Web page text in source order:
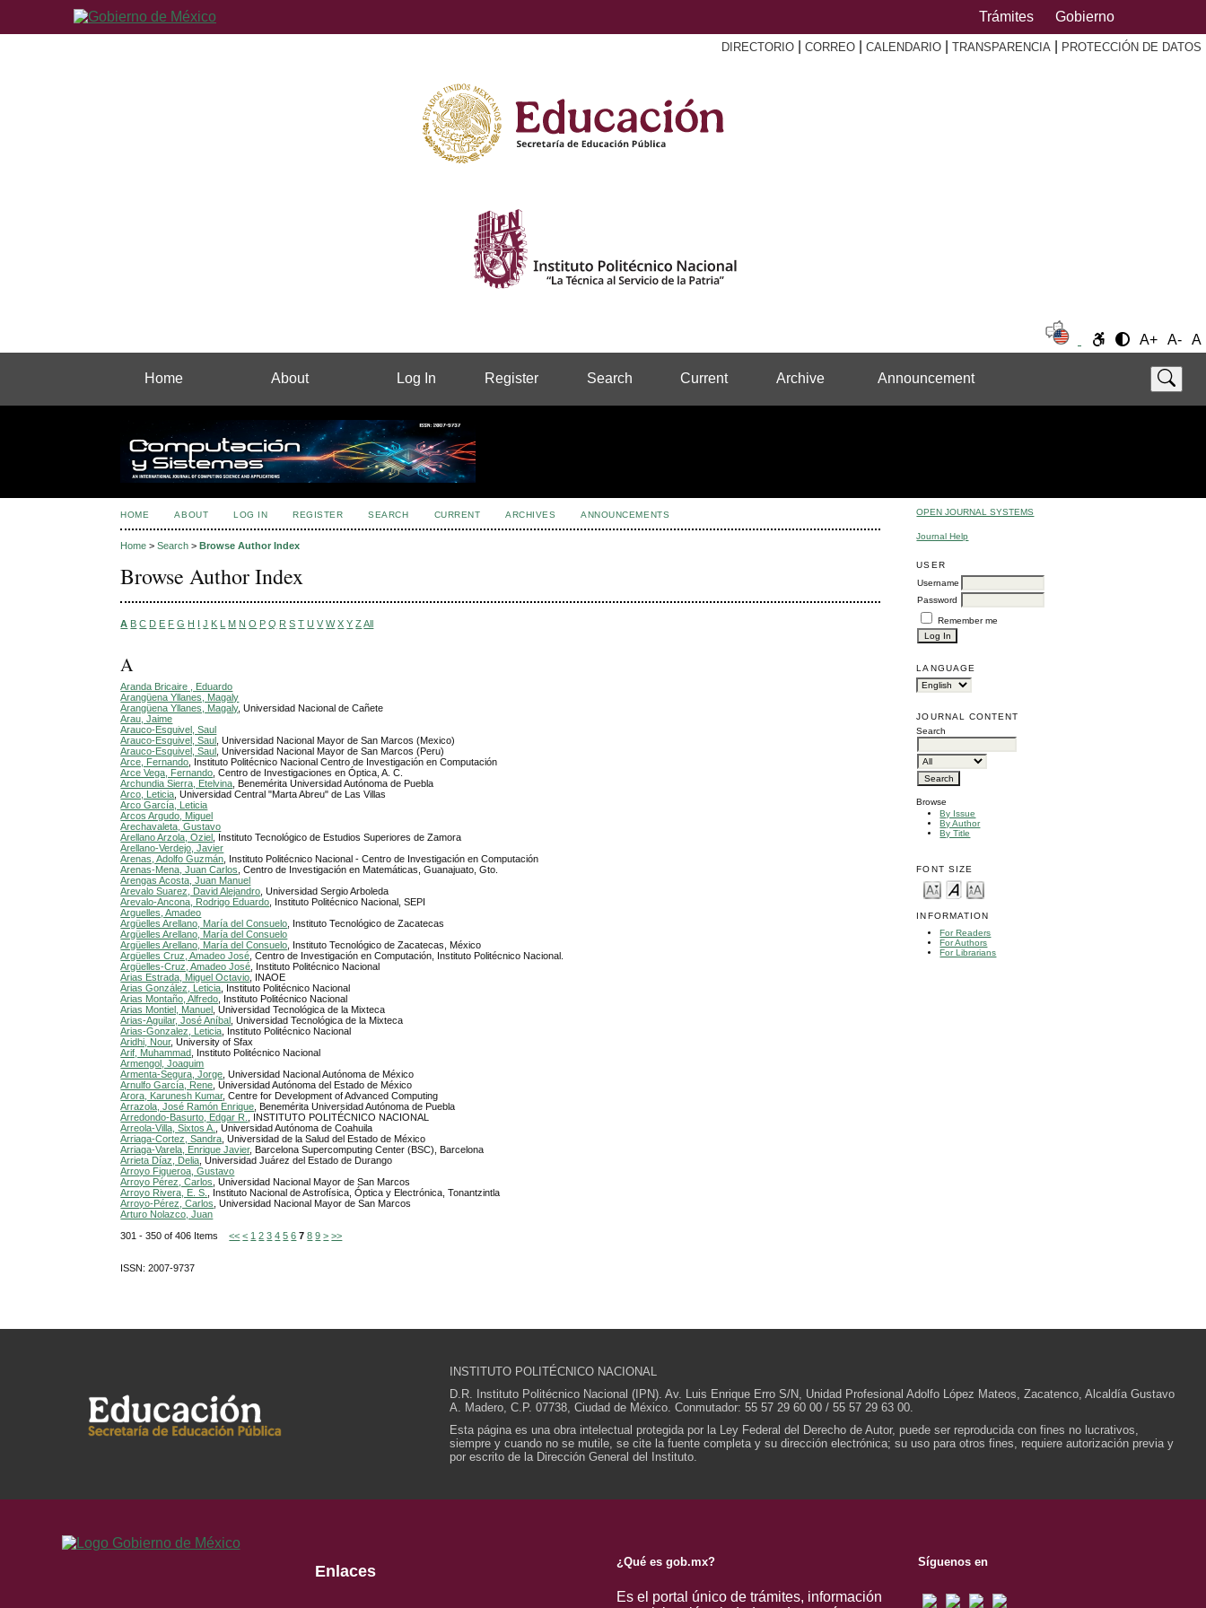
Trámites Gobierno
DIRECTORIO CORREO CALENDARIO TRANSPARENCIA PROTECCIÓN DE DATOS
A+ A- A
Home About Log In Register Search Current Archive Announcement
OPEN JOURNAL SYSTEMS
Journal Help
USER
Username
Password
Remember me
LANGUAGE
JOURNAL CONTENT
Search
Browse
By Issue
By Author
By Title
FONT SIZE
INFORMATION
For Readers
For Authors
For Librarians
HOME ABOUT LOG IN REGISTER SEARCH CURRENT ARCHIVES ANNOUNCEMENTS
Home >Search >Browse Author Index
Browse Author Index
A B C D E F G H I J K L M N O P Q R S T U V W X Y Z All
A
Aranda Bricaire , Eduardo
Arangüena Yllanes, Magaly
Arangüena Yllanes, Magaly, Universidad Nacional de Cañete
Arau, Jaime
Arauco-Esquivel, Saul
Arauco-Esquivel, Saul
, Universidad Nacional Mayor de San Marcos (Mexico)
Arauco-Esquivel, Saul
, Universidad Nacional Mayor de San Marcos (Peru)
Arce, Fernando , Instituto Politécnico Nacional Centro de Investigación en Computación
Arce Vega, Fernando , Centro de Investigaciones en Óptica, A. C.
Archundia Sierra, Etelvina , Benemérita Universidad Autónoma de Puebla
Arco, Leticia , Universidad Central "Marta Abreu" de Las Villas
Arco García, Leticia
Arcos Argudo, Miguel
Arechavaleta, Gustavo
Arellano Arzola, Oziel
, Instituto Tecnológico de Estudios Superiores de Zamora
Arellano-Verdejo, Javier
Arenas, Adolfo Guzmán , Instituto Politécnico Nacional - Centro de Investigación en Computación
Arenas-Mena, Juan Carlos , Centro de Investigación en Matemáticas, Guanajuato, Gto.
Arengas Acosta, Juan Manuel
Arevalo Suarez, David Alejandro , Universidad Sergio Arboleda
Arevalo-Ancona, Rodrigo Eduardo , Instituto Politécnico Nacional, SEPI
Arguelles, Amadeo
Argüelles Arellano, María del Consuelo , Instituto Tecnológico de Zacatecas
Argüelles Arellano, María del Consuelo
Argüelles Arellano, María del Consuelo , Instituto Tecnológico de Zacatecas, México
Argüelles Cruz, Amadeo José , Centro de Investigación en Computación, Instituto Politécnico Nacional.
Argüelles-Cruz, Amadeo José , Instituto Politécnico Nacional
Arias Estrada, Miguel Octavio , INAOE
Arias González, Leticia , Instituto Politécnico Nacional
Arias Montaño, Alfredo , Instituto Politécnico Nacional
Arias Montiel, Manuel
, Universidad Tecnológica de la Mixteca
Arias-Aguilar, José Aníbal
, Universidad Tecnológica de la Mixteca
Arias-Gonzalez, Leticia , Instituto Politécnico Nacional
Aridhi, Nour, University of Sfax
Arif, Muhammad
, Instituto Politécnico Nacional
Armengol, Joaquim
Armenta-Segura, Jorge , Universidad Nacional Autónoma de México
Arnulfo García, Rene , Universidad Autónoma del Estado de México
Arora, Karunesh Kumar, Centre for Development of Advanced Computing
Arrazola, José Ramón Enrique , Benemérita Universidad Autónoma de Puebla
Arredondo-Basurto, Edgar R.
, INSTITUTO POLITÉCNICO NACIONAL
Arreola-Villa, Sixtos A.
, Universidad Autónoma de Coahuila
Arriaga-Cortez, Sandra , Universidad de la Salud del Estado de México
Arriaga-Varela, Enrique Javier, Barcelona Supercomputing Center (BSC), Barcelona
Arrieta Díaz, Delia , Universidad Juárez del Estado de Durango
Arroyo Figueroa, Gustavo
Arroyo Pérez, Carlos , Universidad Nacional Mayor de San Marcos
Arroyo Rivera, E. S.
, Instituto Nacional de Astrofísica, Óptica y Electrónica, Tonantzintla
Arroyo-Pérez, Carlos , Universidad Nacional Mayor de San Marcos
Arturo Nolazco, Juan
301 - 350 of 406 Items<< < 1 2 3 4 5 6 7 8 9 > >>
ISSN: 2007-9737
INSTITUTO POLITÉCNICO NACIONAL
D.R. Instituto Politécnico Nacional (IPN). Av. Luis Enrique Erro S/N, Unidad Profesional Adolfo López Mateos, Zacatenco, Alcaldía Gustavo
A. Madero, C.P. 07738, Ciudad de México. Conmutador: 55 57 29 60 00 / 55 57 29 63 00.
Esta página es una obra intelectual protegida por la Ley Federal del Derecho de Autor, puede ser reproducida con fines no lucrativos,
siempre y cuando no se mutile, se cite la fuente completa y su dirección electrónica; su uso para otros fines, requiere autorización previa y
por escrito de la Dirección General del Instituto.
Enlaces
¿Qué es gob.mx?
Es el portal único de trámites, información
Síguenos en